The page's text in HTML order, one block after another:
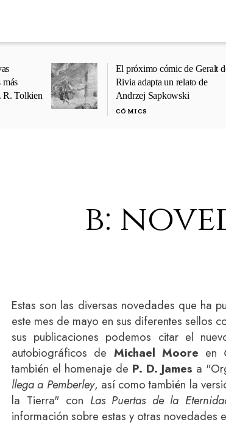
más
R. Tolkien
El próximo cómic de Geralt
Rivia adapta un relato de
Andrzej Sapkowski
CÓMICS
b:
Estas son las diversas novedades que ha
este mes de mayo en sus diferentes sellos
sus publicaciones podemos citar el
autobiográficos de Michael Moore en
también el homenaje de P. D. James a
llega a Pemberley, así como también la
la Tierra" con Las Puertas de la
información sobre estas y otras novedades